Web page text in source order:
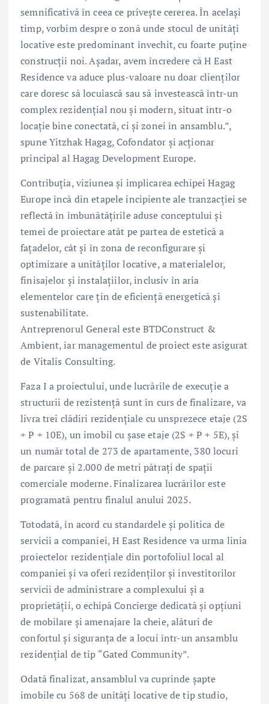
semnificativă în ceea ce privește cererea. În același
timp, vorbim despre o zonă unde stocul de unități
locative este predominant învechit, cu foarte puține
construcții noi. Așadar, avem încredere că H East
Residence va aduce plus-valoare nu doar clienților
care doresc să locuiască sau să investească într-un
complex rezidențial nou și modern, situat într-o
locație bine conectată, ci și zonei în ansamblu.”,
spune Yitzhak Hagag, Cofondator și acționar
principal al Hagag Development Europe.
Contribuția, viziunea și implicarea echipei Hagag
Europe încă din etapele incipiente ale tranzacției se
reflectă în îmbunătățirile aduse conceptului și
temei de proiectare atât pe partea de estetică a
fațadelor, cât și în zona de reconfigurare și
optimizare a unităților locative, a materialelor,
finisajelor și instalațiilor, inclusiv în aria
elementelor care țin de eficiență energetică și
sustenabilitate.
Antreprenorul General este BTDConstruct &
Ambient, iar managementul de proiect este asigurat
de Vitalis Consulting.
Faza I a proiectului, unde lucrările de execuție a
structurii de rezistență sunt în curs de finalizare, va
livra trei clădiri rezidențiale cu unsprezece etaje (2S
+ P + 10E), un imobil cu șase etaje (2S + P + 5E), și
un număr total de 273 de apartamente, 380 locuri
de parcare și 2.000 de metri pătrați de spații
comerciale moderne. Finalizarea lucrărilor este
programată pentru finalul anului 2025.
Totodată, în acord cu standardele și politica de
servicii a companiei, H East Residence va urma linia
proiectelor rezidențiale din portofoliul local al
companiei și va oferi rezidenților și investitorilor
servicii de administrare a complexului și a
proprietății, o echipă Concierge dedicată și opțiuni
de mobilare și amenajare la cheie, alături de
confortul și siguranța de a locui într-un ansamblu
rezidențial de tip “Gated Community”.
Odată finalizat, ansamblul va cuprinde șapte
imobile cu 568 de unități locative de tip studio,